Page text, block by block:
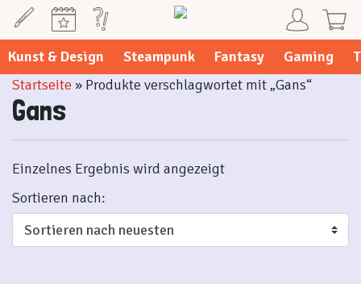
Weiter
zum
Inhalt
Kunst & Design Steampunk Fantasy Gaming
Startseite » Produkte verschlagwortet mit „Gans“
Gans
Einzelnes Ergebnis wird angezeigt
Sortieren nach: